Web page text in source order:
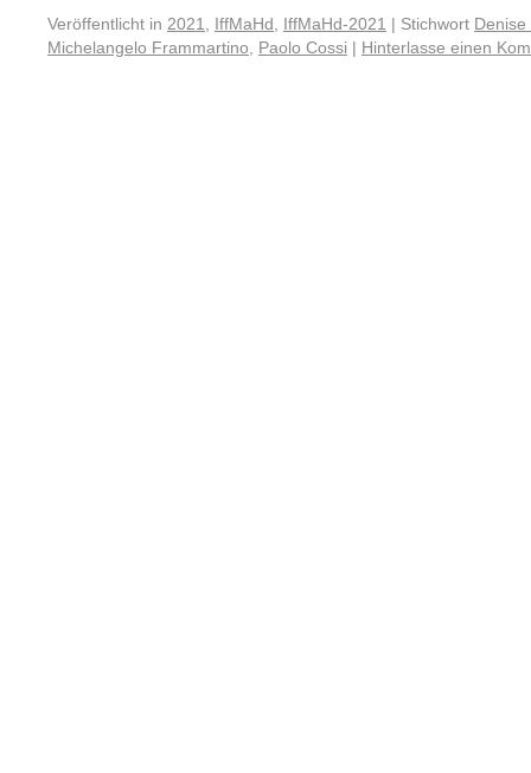
Veröffentlicht in 2021 IffMaHd IffMaHd-2021 | Stichwort Denise
Michelangelo Frammartino
Paolo Cossi | Hinterlasse einen